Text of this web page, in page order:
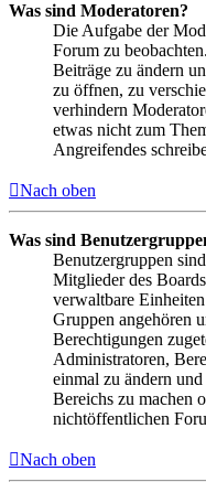
Was sind Moderatoren?
Die Aufgabe der
Forum zu
Beiträge zu ändern
zu öffnen, zu
verhindern
etwas nicht zum
Angreifendes
Nach oben
Was sind
Benutzergruppen
Mitglieder des
verwaltbare
Gruppen angehören
Berechtigungen
Administratoren,
einmal zu ändern
Bereichs zu machen
nichtöffentlichen
Nach oben